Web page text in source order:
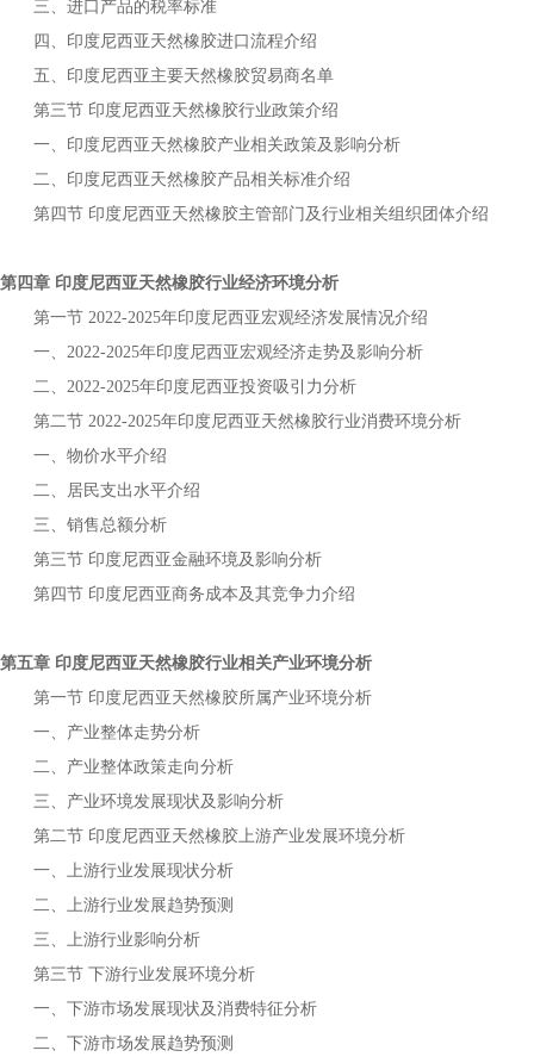
三、进口产品的税率标准
四、 印度尼西亚天然橡胶进口流程介绍
五、 印度尼西亚 主要天然橡胶贸易商名单
第三节 印度尼西亚天然橡胶行业政策介绍
一、 印度尼西亚天然橡胶产业相关政策及影响分析
二、 印度尼西亚天然橡胶产品相关标准介绍
第四节 印度尼西亚天然橡胶主管部门及行业相关组织团体介绍
第四章 印度尼西亚天然橡胶行业经济环境分析
第一节 2022-2025年印度尼西亚 宏观经济发展情况介绍
一、 2022-2025年印度尼西亚 宏观经济走势及影响分析
二、 2022-2025年印度尼西亚投资吸引力分析
第二节 2022-2025年印度尼西亚天然橡胶行业消费环境分析
一、物价水平介绍
二、居民支出水平介绍
三、销售总额分析
第三节 印度尼西亚金融环境及影响分析
第四节 印度尼西亚商务成本及其竞争力介绍
第五章 印度尼西亚天然橡胶行业相关产业环境分析
第一节 印度尼西亚天然橡胶所属产业环境分析
一、产业整体走势分析
二、产业整体政策走向分析
三、产业环境发展现状及影响分析
第二节 印度尼西亚天然橡胶 上游产业发展环境分析
一、上游行业发展现状分析
二、上游行业发展趋势预测
三、上游行业影响分析
第三节 下游行业发展环境分析
一、下游市场发展现状及消费特征分析
二、下游市场发展趋势预测